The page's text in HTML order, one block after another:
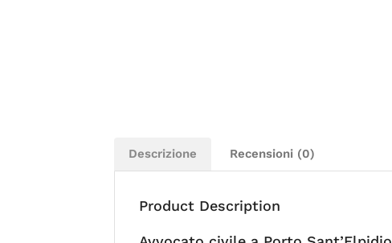
Descrizione Recensioni (0)
Product Description